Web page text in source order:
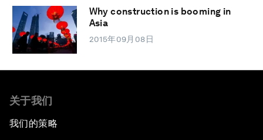
Why construction is booming in
Asia
2015年09月08日
关于我们
我们的策略